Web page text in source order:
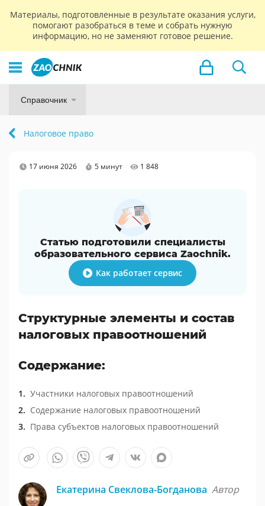
Материалы, подготовленные в результате оказания услуги,
помогают разобраться в теме и собрать нужную
информацию, но не заменяют готовое решение.
Справочник
Налоговое право
17 июня 2026 5 минут 1 848
Статью подготовили специалисты
образовательного сервиса Zaochnik.
Как работает сервис
Структурные элементы и состав
налоговых правоотношений
Содержание:
Участники налоговых правоотношений
Содержание налоговых правоотношений
Права субъектов налоговых правоотношений
Екатерина Свеклова-Богданова Автор